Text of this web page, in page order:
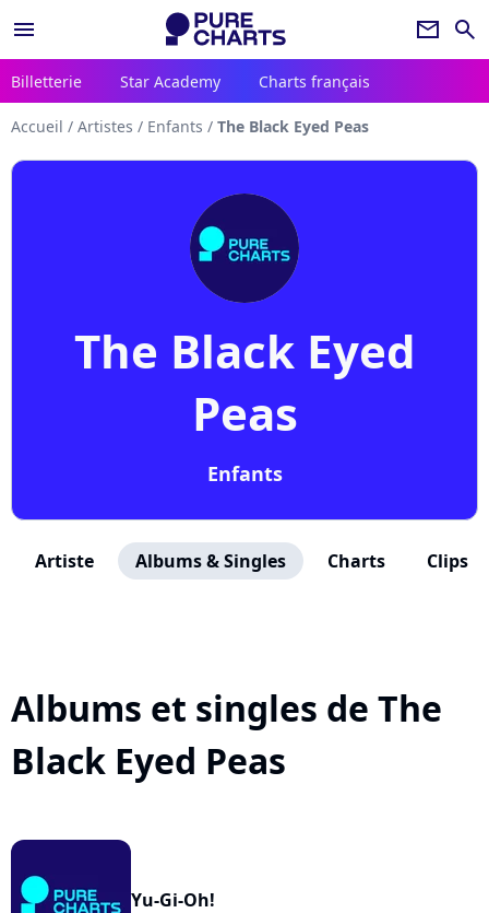
menu newsletter search
Billetterie Star Academy Charts français
Accueil / Artistes / Enfants / The Black Eyed Peas
The Black Eyed
Peas
Enfants
Artiste Albums & Singles Charts Clips
Albums et singles de The
Black Eyed Peas
Yu-Gi-Oh!